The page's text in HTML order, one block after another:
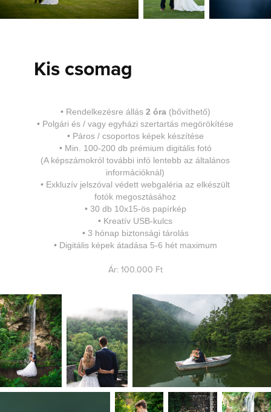
Kis csomag
•Rendelkezésre állás 2 óra (bővíthető)
• Polgári és / vagy egyházi szertartás megörökítése
• Páros / csoportos képek készítése
• Min. 100-200 db prémium digitális fotó
(A képszámokról további infó lentebb az általános
információknál)
• Exkluzív jelszóval védett webgaléria az elkészült
fotók megosztásához
• 30 db 10x15-ös papírkép
• Kreatív USB-kulcs
• 3 hónap biztonsági tárolás
•Digitális képek átadása 5-6 hét maximum
Ár: 100.000 Ft